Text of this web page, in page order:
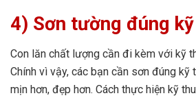
4) Sơn tường đúng
Con lăn chất lượng cần đi kèm với kỹ
Chính vì vậy, các bạn cần sơn đúng
mịn hơn, đẹp hơn. Cách thực hiện kỹ